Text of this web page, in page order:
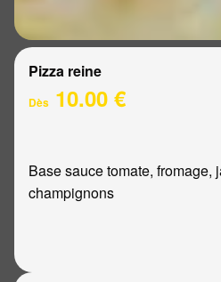
Pizza reine
Dès 10.00 €
Base sauce tomate, fromage,
champignons